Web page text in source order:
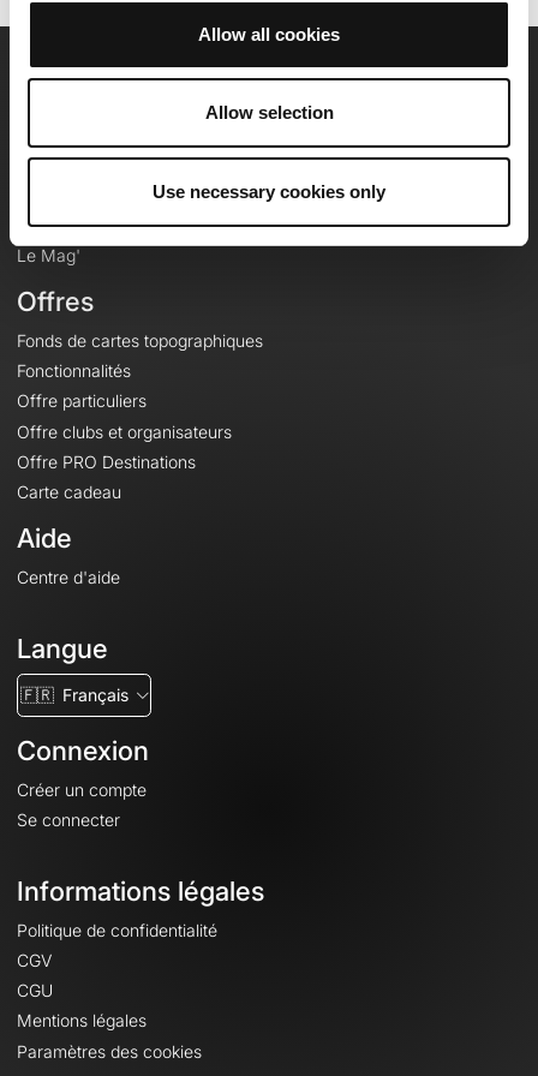
Allow all cookies
Allow selection
Use necessary cookies only
Carrières
Contact
Le Mag'
Offres
Fonds de cartes topographiques
Fonctionnalités
Offre particuliers
Offre clubs et organisateurs
Offre PRO Destinations
Carte cadeau
Aide
Centre d'aide
Langue
🇫🇷 Français
Connexion
Créer un compte
Se connecter
Informations légales
Politique de confidentialité
CGV
CGU
Mentions légales
Paramètres des cookies